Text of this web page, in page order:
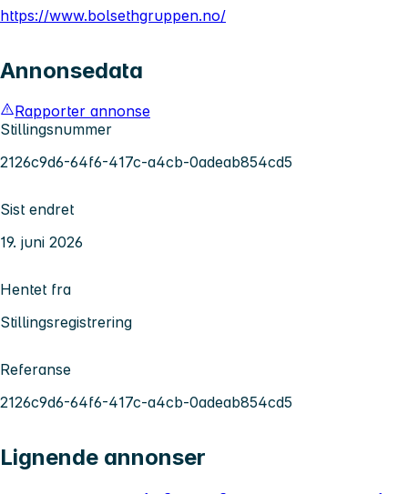
https://www.bolsethgruppen.no/
Annonsedata
Rapporter annonse
Stillingsnummer
2126c9d6-64f6-417c-a4cb-0adeab854cd5
Sist endret
19. juni 2026
Hentet fra
Stillingsregistrering
Referanse
2126c9d6-64f6-417c-a4cb-0adeab854cd5
Lignende annonser